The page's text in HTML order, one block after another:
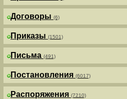
Договоры (6)
Приказы (1501)
Письма (491)
Постановления (6017)
Распоряжения (7210)